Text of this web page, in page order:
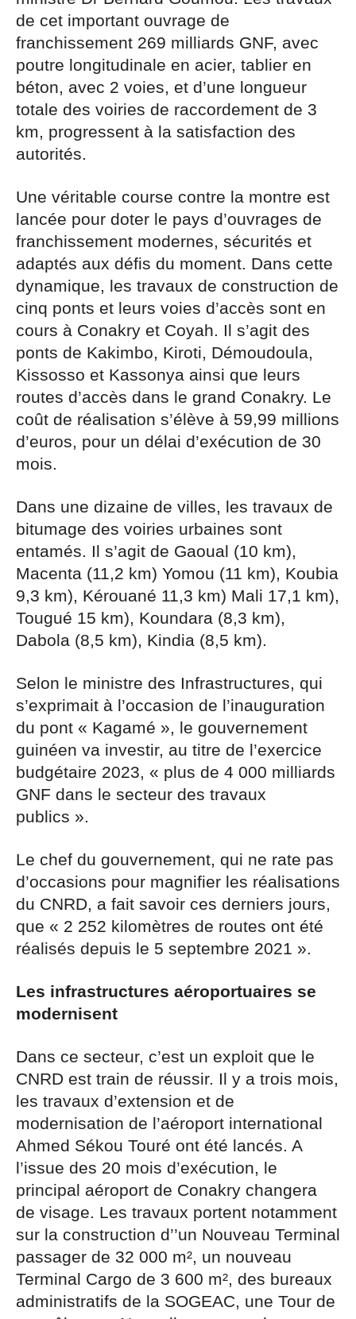
de cet important ouvrage de
franchissement 269 milliards GNF, avec
poutre longitudinale en acier, tablier en
béton, avec 2 voies, et d’une longueur
totale des voiries de raccordement de 3
km, progressent à la satisfaction des
autorités.
Une véritable course contre la montre est
lancée pour doter le pays d’ouvrages de
franchissement modernes, sécurités et
adaptés aux défis du moment. Dans cette
dynamique, les travaux de construction de
cinq ponts et leurs voies d’accès sont en
cours à Conakry et Coyah. Il s’agit des
ponts de Kakimbo, Kiroti, Démoudoula,
Kissosso et Kassonya ainsi que leurs
routes d’accès dans le grand Conakry. Le
coût de réalisation s’élève à 59,99 millions
d’euros, pour un délai d’exécution de 30
mois.
Dans une dizaine de villes, les travaux de
bitumage des voiries urbaines sont
entamés. Il s’agit de Gaoual (10 km),
Macenta (11,2 km) Yomou (11 km), Koubia
9,3 km), Kérouané 11,3 km) Mali 17,1 km),
Tougué 15 km), Koundara (8,3 km),
Dabola (8,5 km), Kindia (8,5 km).
Selon le ministre des Infrastructures, qui
s’exprimait à l’occasion de l’inauguration
du pont « Kagamé », le gouvernement
guinéen va investir, au titre de l’exercice
budgétaire 2023, « plus de 4 000 milliards
GNF dans le secteur des travaux
publics ».
Le chef du gouvernement, qui ne rate pas
d’occasions pour magnifier les réalisations
du CNRD, a fait savoir ces derniers jours,
que « 2 252 kilomètres de routes ont été
réalisés depuis le 5 septembre 2021 ».
Les infrastructures aéroportuaires se
modernisent
Dans ce secteur, c’est un exploit que le
CNRD est train de réussir. Il y a trois mois,
les travaux d’extension et de
modernisation de l’aéroport international
Ahmed Sékou Touré ont été lancés. A
l’issue des 20 mois d’exécution, le
principal aéroport de Conakry changera
de visage. Les travaux portent notamment
sur la construction d’’un Nouveau Terminal
passager de 32 000 m², un nouveau
Terminal Cargo de 3 600 m², des bureaux
administratifs de la SOGEAC, une Tour de